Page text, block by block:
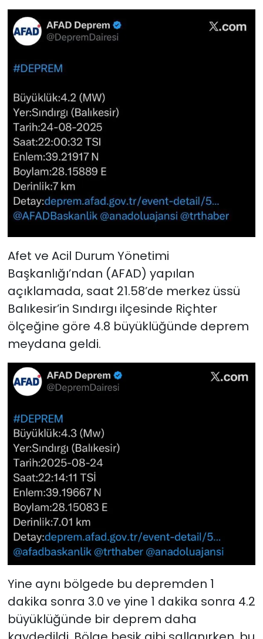
Afet ve Acil Durum Yönetimi
Başkanlığı’ndan (AFAD) yapılan
açıklamada, saat 21.58’de merkez üssü
Balıkesir’in Sındırgı ilçesinde Riçhter
ölçeğine göre 4.8 büyüklüğünde deprem
meydana geldi.
Yine aynı bölgede bu depremden 1
dakika sonra 3.0 ve yine 1 dakika sonra 4.2
büyüklüğünde bir deprem daha